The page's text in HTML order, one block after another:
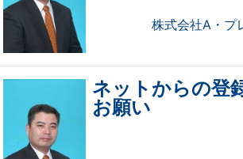
株式会社A・プ
ネットからの登
お願い